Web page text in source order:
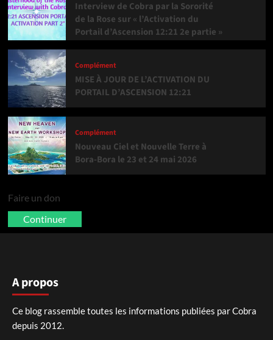
Interview de Cobra par la Sororité
de la Rose sur « l’Activation du
Portail d’Ascension 12:21 2e partie »
Complément
MISE À JOUR DE L’ACTIVATION DU
PORTAIL D’ASCENSION 12:21
Complément
Nouveau Ciel et Nouvelle Terre à
Bora-Bora le 23 et 24 mai 2026
Faire un don
Continuer
A propos
Ce blog rassemble toutes les informations publiées par Cobra
depuis 2012.